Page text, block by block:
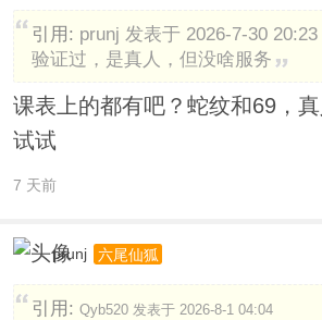
引用: prunj 发表于 2026-7-30 20:23
验证过，是真人，但没啥服务
课表上的都有吧？蛇纹和69，
试试
7 天前
prunj 六尾仙狐
引用: Qyb520 发表于 2026-8-1 04:04